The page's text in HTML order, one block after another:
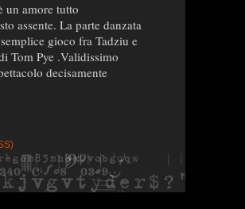
un amore tutto
assente. La parte danzata
gioco fra Tadziu e
Tom Pye .Validissimo
decisamente